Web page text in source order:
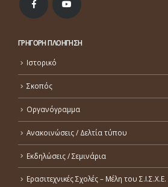
ΓΡΗΓΟΡΗ ΠΛΟΗΓΗΣΗ
Ιστορικό
Σκοπός
Οργανόγραμμα
Ανακοινώσεις / Δελτία τύπου
Εκδηλώσεις / Σεμινάρια
Ερασιτεχνικές Σχολές – Μέλη του Σ.Ι.Σ.Χ.Ε.